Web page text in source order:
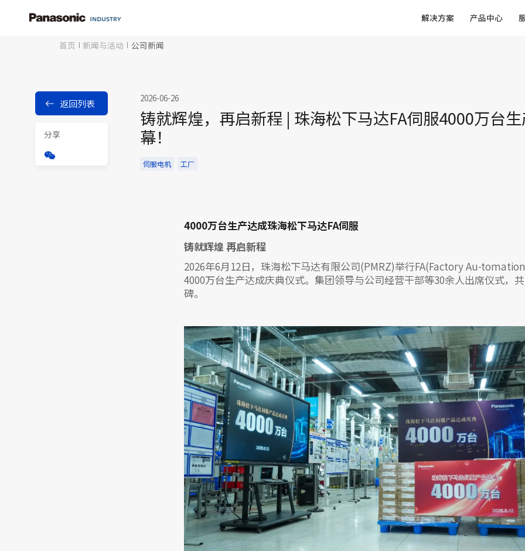
解决方案 产品中心
首页 新闻与活动 公司新闻
返回列表
分享
2026-06-26
铸就辉煌，再启新程 | 珠海松下马达FA伺服4000万台
幕！
伺服电机 工厂
4000万台生产达成珠海松下马达FA伺服
铸就辉煌 再启新程
2026年6月12日，珠海松下马达有限公司(PMRZ)举行FA(Factory Au-
4000万台生产达成庆典仪式。集团领导与公司经营干部等30余人出席仪式，
碑。